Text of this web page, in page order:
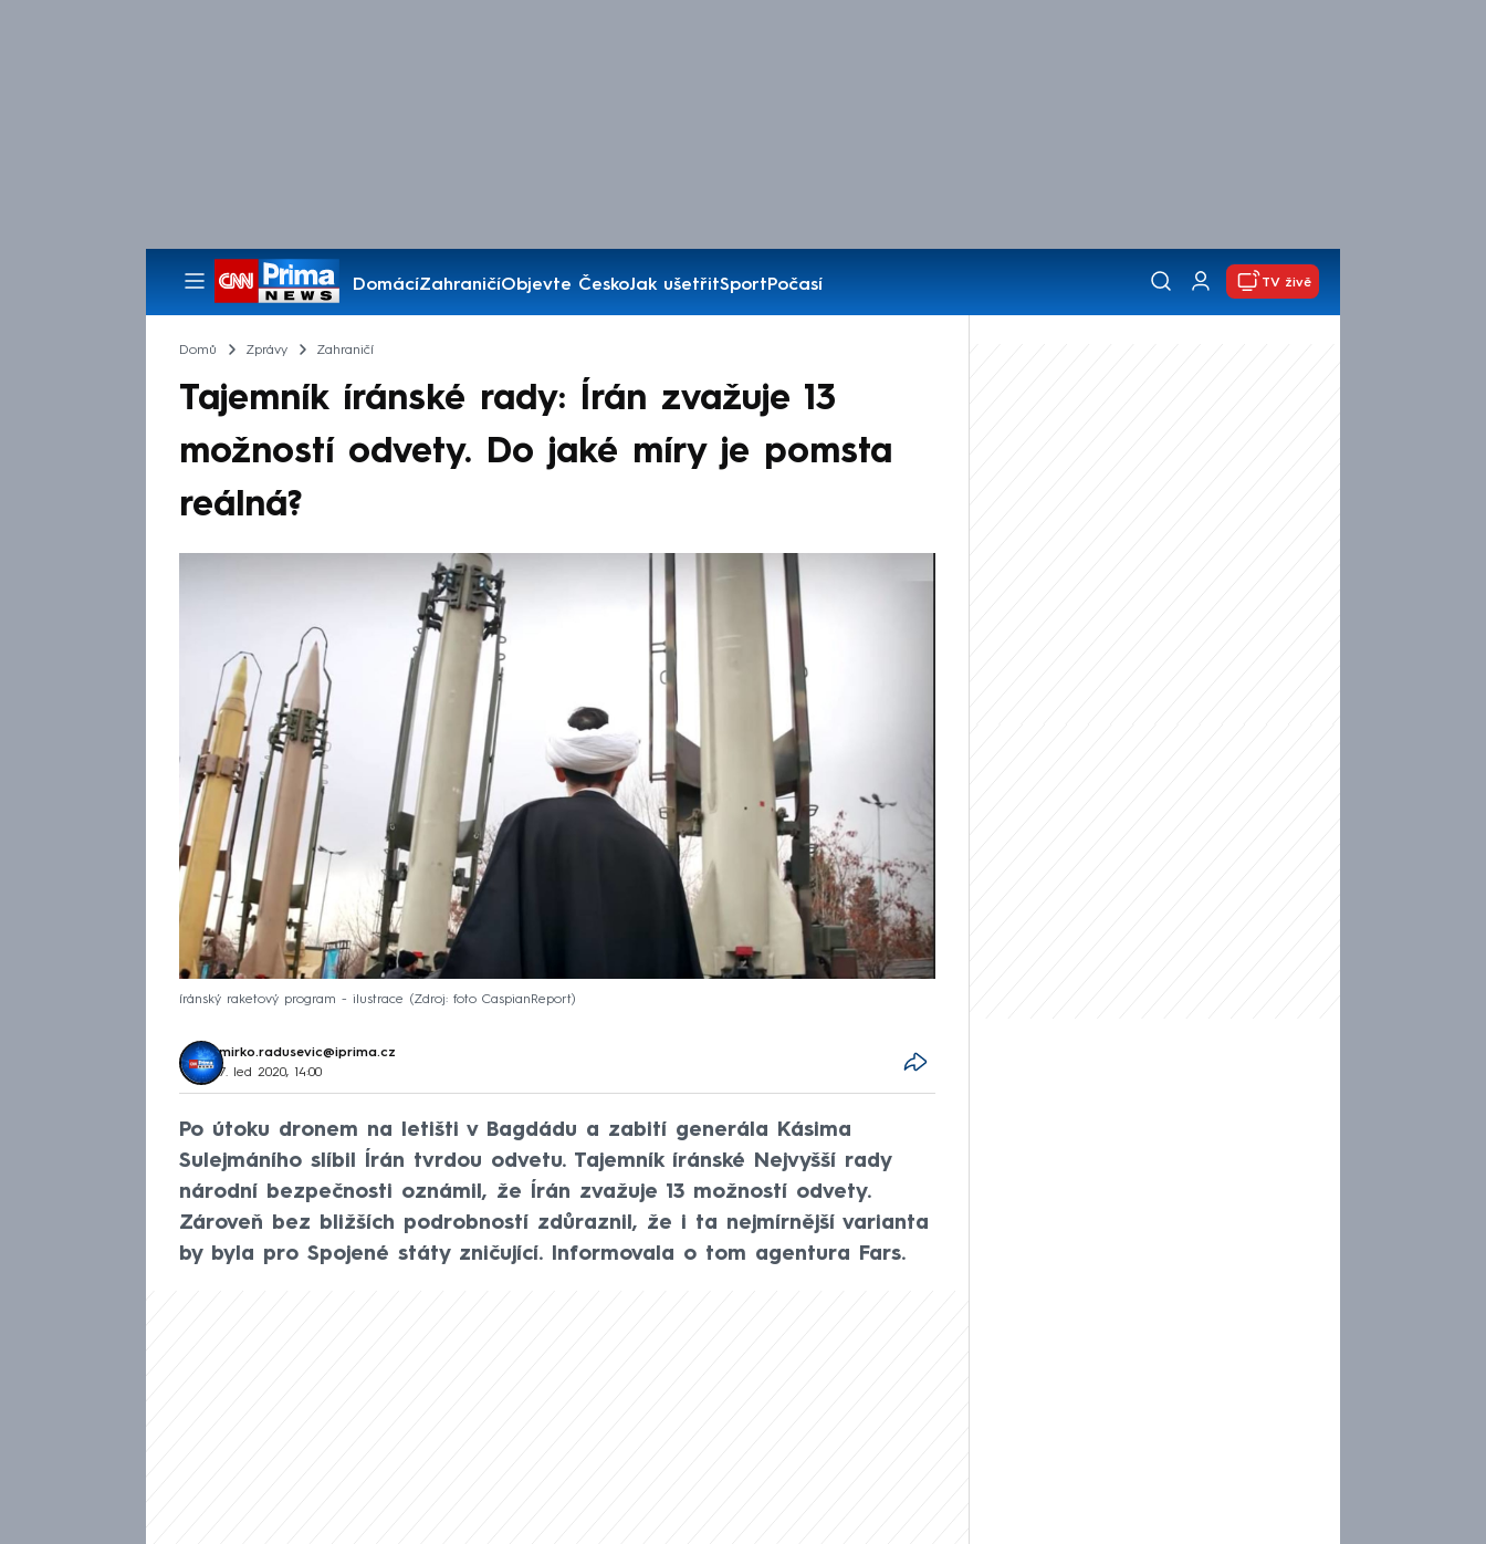
DomácíZahraničíObjevte ČeskoJak ušetřitSportPočasí
Pořady
TV živě
Domů Zprávy Zahraničí
Tajemník íránské rady: Írán zvažuje 13
možností odvety. Do jaké míry je pomsta
reálná?
íránský raketový program - ilustrace Zdroj: foto CaspianReport
mirko.radusevic@iprima.cz
7. led 2020, 14:00
Po útoku dronem na letišti v Bagdádu a zabití generála Kásima
Sulejmáního slíbil Írán tvrdou odvetu. Tajemník íránské Nejvyšší rady
národní bezpečnosti oznámil, že Írán zvažuje 13 možností odvety.
Zároveň bez bližších podrobností zdůraznil, že i ta nejmírnější varianta
by byla pro Spojené státy zničující. Informovala o tom agentura Fars.